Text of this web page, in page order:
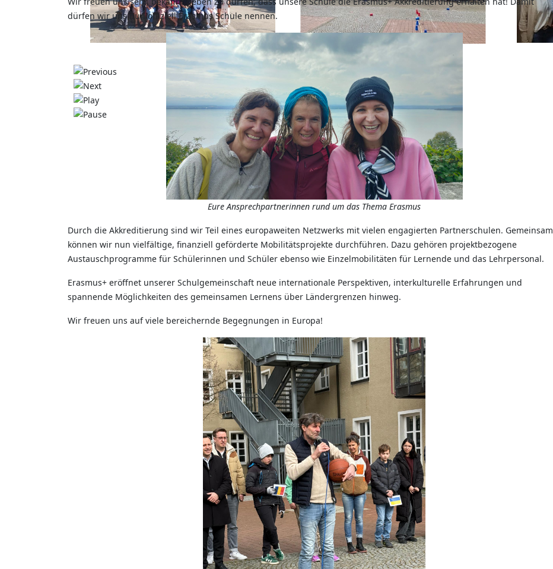
dürfen wir uns nun offiziell Erasmus Schule nennen.
Eure Ansprechpartnerinnen rund um das Thema Erasmus
Durch die Akkreditierung sind wir Teil eines europaweiten Netzwerks mit vielen engagierten Partnerschulen. Gemeinsam
können wir nun vielfältige, finanziell geförderte Mobilitätsprojekte durchführen. Dazu gehören projektbezogene
Austauschprogramme für Schülerinnen und Schüler ebenso wie Einzelmobilitäten für Lernende und das Lehrpersonal.
Erasmus+ eröffnet unserer Schulgemeinschaft neue internationale Perspektiven, interkulturelle Erfahrungen und
spannende Möglichkeiten des gemeinsamen Lernens über Ländergrenzen hinweg.
Wir freuen uns auf viele bereichernde Begegnungen in Europa!